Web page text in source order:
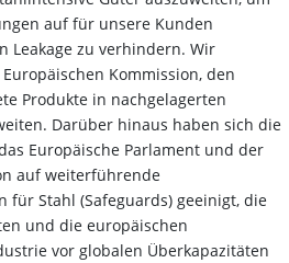
auf für unsere Kunden
Leakage zu verhindern. Wir
Kommission, den
Produkte in nachgelagerten
Darüber hinaus haben sich die
Europäische Parlament und der
auf weiterführende
für Stahl (Safeguards) geeinigt, die
und die europäischen
vor globalen Überkapazitäten